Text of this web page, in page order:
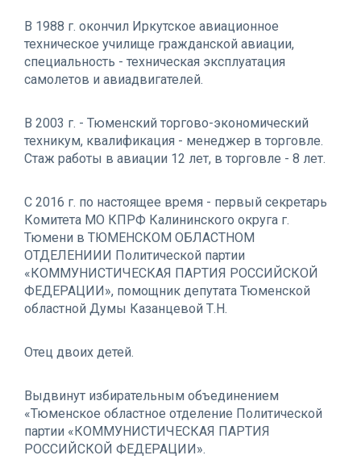
В 1988 г. окончил Иркутское авиационное
техническое училище гражданской авиации,
специальность - техническая эксплуатация
самолетов и авиадвигателей.
В 2003 г. - Тюменский торгово-экономический
техникум, квалификация - менеджер в торговле.
Стаж работы в авиации 12 лет, в торговле - 8 лет.
С 2016 г. по настоящее время - первый секретарь
Комитета МО КПРФ Калининского округа г.
Тюмени в ТЮМЕН­СКОМ ОБЛАСТНОМ
ОТДЕЛЕНИИИ Политической партии
«КОММУНИСТИЧЕСКАЯ ПАРТИЯ РОССИЙСКОЙ
ФЕДЕРАЦИИ», помощник депутата Тюменской
областной Думы Казанцевой Т.Н.
Отец двоих детей.
Выдвинут избирательным объединением
«Тюменское областное отделение Политической
партии «КОММУНИСТИ­ЧЕСКАЯ ПАРТИЯ
РОССИЙСКОЙ ФЕДЕРАЦИИ».